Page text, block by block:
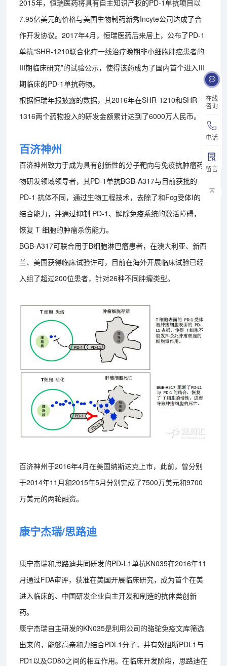
在线
咨询
电话
留言
2015年，恒瑞医药将具有自主知识产权的PD-1单抗项目以
7.95亿美元的价格与美国生物制药新秀Incyte公司达成了合
作开发协议。2017年4月，恒瑞医药后来居上，公布了PD-1
单抗“SHR-1210联合化疗一线治疗晚期非小细胞肺癌患者的
III期临床研究”的试验公示，使得该药成为了国内首个进入Ⅲ
期临床的PD-1单抗药物。
根据恒瑞年报披露的数据，其2016年在SHR-1210和SHR-
1316两个药物投入的研发金额累计达到了6000万人民币。
百济神州
百济神州致力于成为具有创新性的分子靶向与免疫抗肿瘤药
物研发领域领导者，其PD-1单抗BGB-A317与目前获批的
PD-1 抗体不同，通过生物工程技术，去除了和Fcg受体I的
结合能力，并通过抑制 PD-1、解除免疫系统的激活障碍，
恢复 T 细胞的肿瘤杀伤能力。
BGB-A317可联合用于B细胞淋巴瘤患者，在澳大利亚、新西
兰、美国获得临床试验许可，目前在海外开展临床试验已经
入组了超过200位患者，针对26种不同肿瘤类型。
百济神州于2016年4月在美国纳斯达克上市，此前，曾分别
于2014年11月和2015年5月分别完成了7500万美元和9700
万美元的两轮融资。
康宁杰瑞/思路迪
康宁杰瑞和思路迪共同研发的PD-L1单抗KN035在2016年11
月通过FDA审评，获准在美国开展临床研究，成为首个在美
进入临床的、中国研发企业自主开发和制造的抗体类创新
药。
康宁杰瑞自主研发的KN035是利用公司的骆驼免疫文库筛选
出来的，能够高亲和力结合PDL1分子，并有效阻断PDL1与
PD1以及CD80之间的相互作用。在临床开发阶段，思路迪在